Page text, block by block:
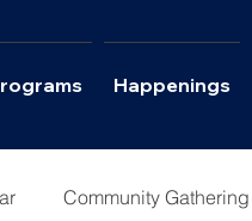
Happenings
Community Gathering